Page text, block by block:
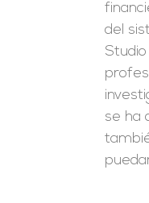
del
se ha